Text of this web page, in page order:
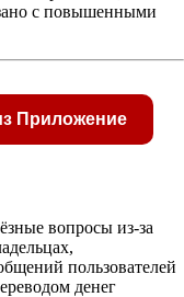
с повышенными
Приложение
по
вопросы из-за
пользователей
денег